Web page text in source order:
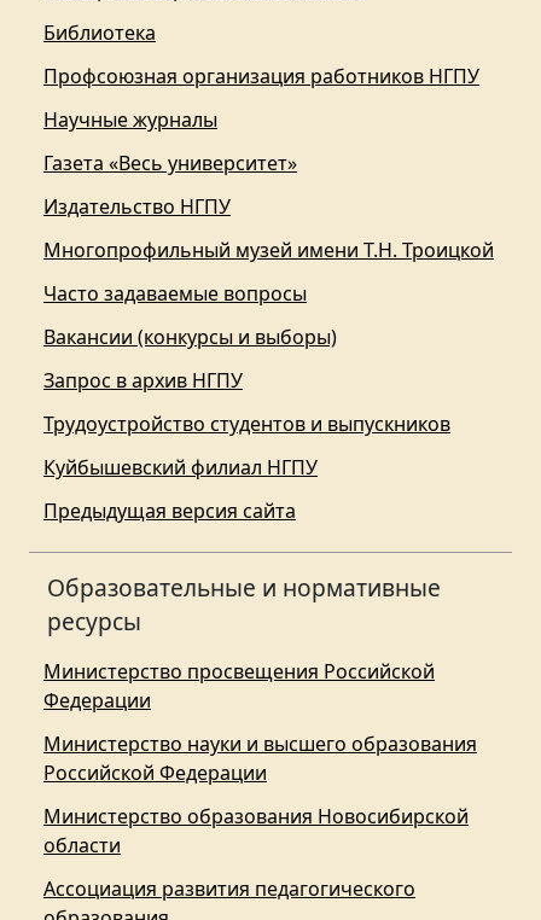
Библиотека
Профсоюзная организация работников НГПУ
Научные журналы
Газета «Весь университет»
Издательство НГПУ
Многопрофильный музей имени Т.Н. Троицкой
Часто задаваемые вопросы
Вакансии (конкурсы и выборы)
Запрос в архив НГПУ
Трудоустройство студентов и выпускников
Куйбышевский филиал НГПУ
Предыдущая версия сайта
Образовательные и нормативные
ресурсы
Министерство просвещения Российской
Федерации
Министерство науки и высшего образования
Российской Федерации
Министерство образования Новосибирской
области
Ассоциация развития педагогического